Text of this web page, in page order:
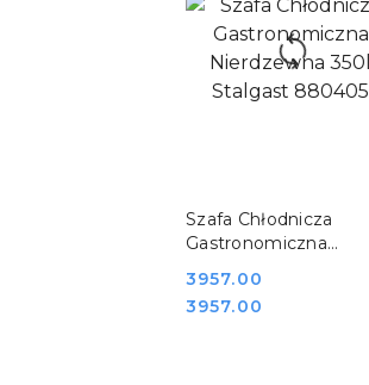
Szafa Chłodnicza
Gastronomiczna
Stalgast 880405
Cena:
3957.00
Cena:
3957.00
DO KOSZYKA